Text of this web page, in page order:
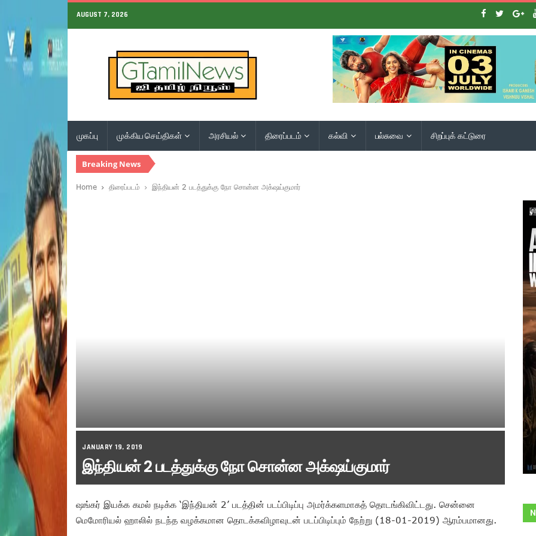
AUGUST 7, 2026
முகப்பு முக்கிய செய்திகள் அரசியல் திரைப்படம் கல்வி பல்சுவை சிறப்புக் கட்டுரை
Breaking News
Home திரைப்படம் இந்தியன் 2 படத்துக்கு நோ சொன்ன அக்‌ஷய்குமார்
JANUARY 19, 2019
இந்தியன் 2 படத்துக்கு நோ சொன்ன அக்‌ஷய்குமார்
ஷங்கர் இயக்க கமல் நடிக்க ‘இந்தியன் 2’ படத்தின் படப்பிடிப்பு அமர்க்களமாகத் தொடங்கிவிட்டது. சென்னை
மெமோரியல் ஹாலில் நடந்த வழக்கமான தொடக்கவிழாவுடன் படப்பிடிப்பும் நேற்று (18-01-2019) ஆரம்பமானது.